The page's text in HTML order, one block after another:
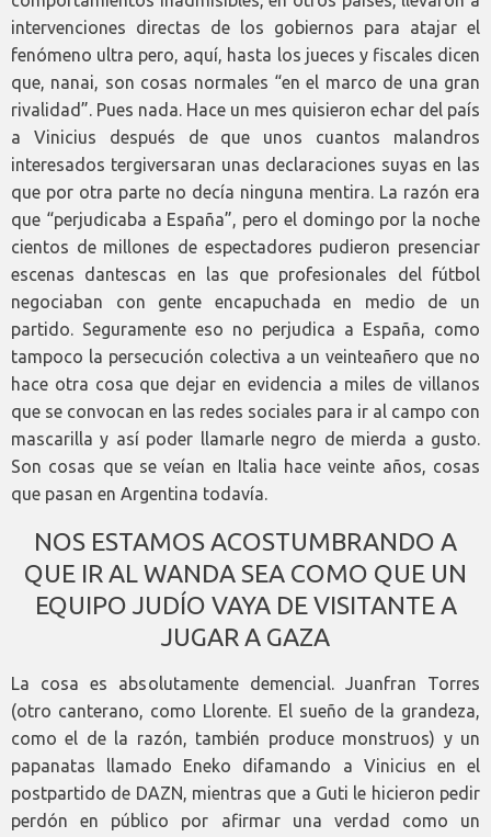
intervenciones directas de los gobiernos para atajar el
fenómeno ultra pero, aquí, hasta los jueces y fiscales dicen
que, nanai, son cosas normales “en el marco de una gran
rivalidad”. Pues nada. Hace un mes quisieron echar del país
a Vinicius después de que unos cuantos malandros
interesados tergiversaran unas declaraciones suyas en las
que por otra parte no decía ninguna mentira. La razón era
que “perjudicaba a España”, pero el domingo por la noche
cientos de millones de espectadores pudieron presenciar
escenas dantescas en las que profesionales del fútbol
negociaban con gente encapuchada en medio de un
partido. Seguramente eso no perjudica a España, como
tampoco la persecución colectiva a un veinteañero que no
hace otra cosa que dejar en evidencia a miles de villanos
que se convocan en las redes sociales para ir al campo con
mascarilla y así poder llamarle negro de mierda a gusto.
Son cosas que se veían en Italia hace veinte años, cosas
que pasan en Argentina todavía.
NOS ESTAMOS ACOSTUMBRANDO A
QUE IR AL WANDA SEA COMO QUE UN
EQUIPO JUDÍO VAYA DE VISITANTE A
JUGAR A GAZA
La cosa es absolutamente demencial. Juanfran Torres
(otro canterano, como Llorente. El sueño de la grandeza,
como el de la razón, también produce monstruos) y un
papanatas llamado Eneko difamando a Vinicius en el
postpartido de DAZN, mientras que a Guti le hicieron pedir
perdón en público por afirmar una verdad como un